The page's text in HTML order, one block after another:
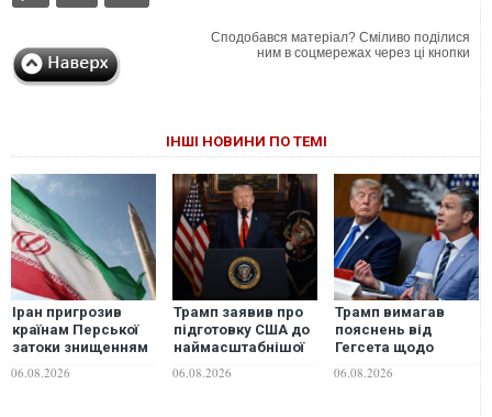
Сподобався матеріал? Сміливо поділися
ним в соцмережах через ці кнопки
ІНШІ НОВИНИ ПО ТЕМІ
Іран пригрозив
країнам Перської
затоки знищенням
у разі нових атак
06.08.2026
Трамп заявив про
підготовку США до
наймасштабнішої
Другої світової
06.08.2026
Трамп вимагав
пояснень від
Гегсета щодо
боєприпасів, - ЗМІ
06.08.2026